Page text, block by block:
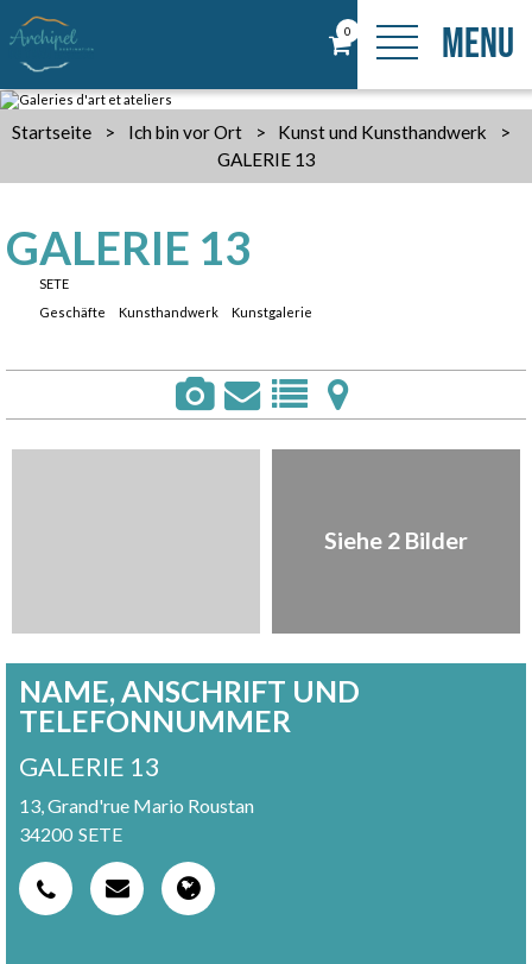
0 MENU
Startseite > Ich bin vor Ort > Kunst und Kunsthandwerk
>
GALERIE 13
GALERIE 13
SETE
Geschäfte
Kunsthandwerk Kunstgalerie
Siehe 2 Bilder
NAME, ANSCHRIFT UND
TELEFONNUMMER
GALERIE 13
13, Grand'rue Mario Roustan
34200 SETE